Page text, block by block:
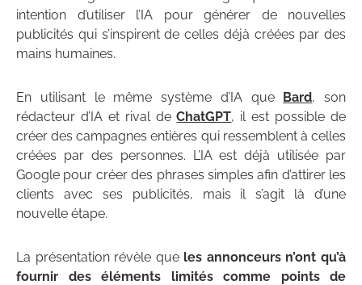
intention d’utiliser l’IA pour générer de nouvelles
publicités qui s’inspirent de celles déjà créées par des
mains humaines.
En utilisant le même système d’IA que Bard, son
rédacteur d’IA et rival deChatGPT, il est possible de
créer des campagnes entières qui ressemblent à celles
créées par des personnes. L’IA est déjà utilisée par
Google pour créer des phrases simples afin d’attirer les
clients avec ses publicités, mais il s’agit là d’une
nouvelle étape.
La présentation révèle que les annonceurs n’ont qu’à
fournir des éléments limités comme points de